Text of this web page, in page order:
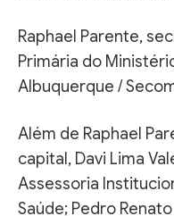
Raphael Parente,
Primária do
Albuquerque /
Além de Raphael
capital, Davi Lima
Assessoria
Saúde; Pedro